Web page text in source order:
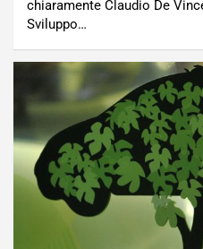
chiaramente Claudio De
Sviluppo…